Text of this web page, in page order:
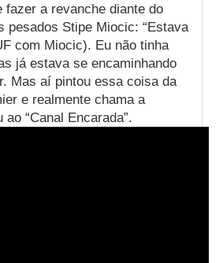
fazer a revanche diante do
pesados Stipe Miocic: “Estava
com Miocic). Eu não tinha
já estava se encaminhando
Mas aí pintou essa coisa da
e realmente chama a
ao “Canal Encarada”.